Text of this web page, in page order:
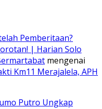
Pemberitaan?
| Harian Solo
mengenai
Km11 Merajalela, APH
Putro Ungkap